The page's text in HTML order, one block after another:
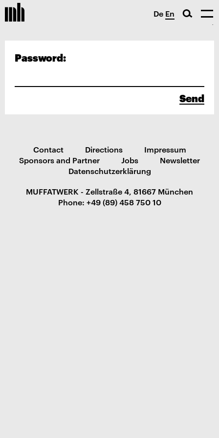
De En
Password:
Send
Contact Directions
Impressum
Sponsors and Partner
Jobs
Newsletter
Datenschutzerklärung
MUFFATWERK - Zellstraße 4, 81667 München
Phone: +49 (89) 458 750 10